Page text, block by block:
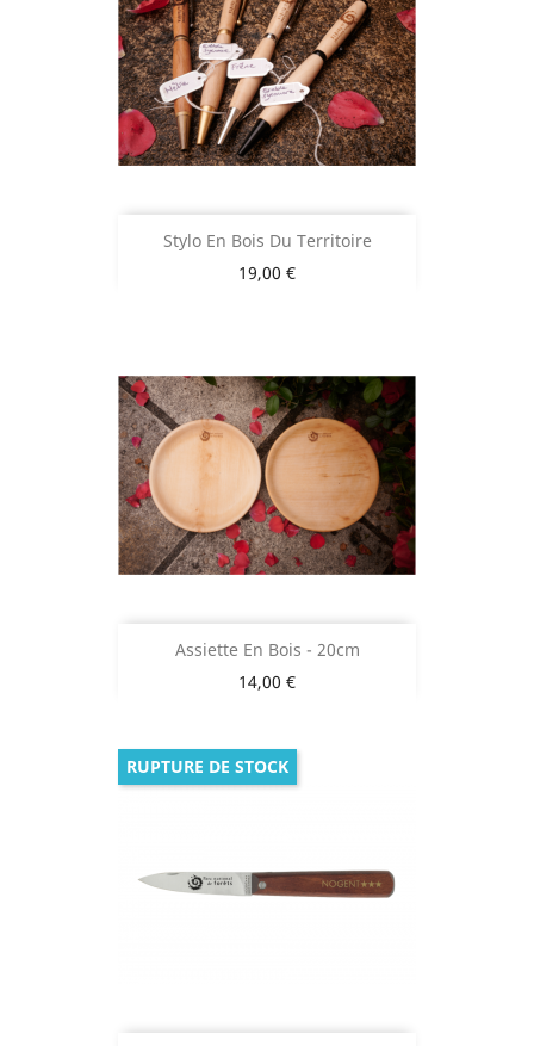
Stylo En Bois Du Territoire
Prix
19,00 €
Assiette En Bois - 20cm
Prix
14,00 €
RUPTURE DE STOCK